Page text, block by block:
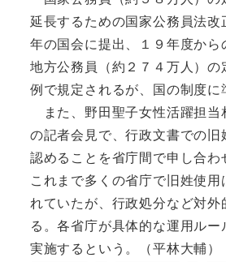
延長するための国家公務員法
年の国会に提出、１９年度から
地方公務員（約２７４万人）
例で規定されるが、国の制度に
また、野田聖子女性活躍担当
の記者会見で、行政文書での
認めることを省庁間で申し合わ
これまで多くの省庁で旧姓使
れていたが、行政処分など対
る。各省庁が具体的な運用ル
実施するという。（平林大輔）